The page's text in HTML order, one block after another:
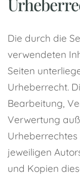
Die durch die
verwendeten
Seiten
Urheberrecht.
Bearbeitung,
Verwertung
jeweiligen
und Kopien